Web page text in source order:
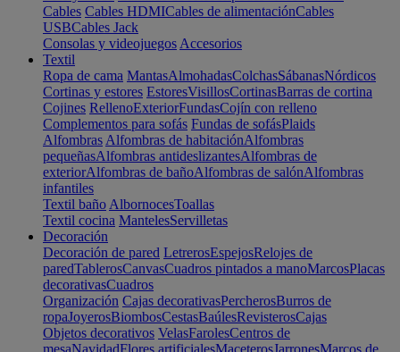
Cables Cables HDMICables de alimentaciónCables
USBCables Jack
Consolas y videojuegos Accesorios
Textil
Ropa de cama MantasAlmohadasColchasSábanasNórdicos
Cortinas y estores EstoresVisillosCortinasBarras de cortina
Cojines RellenoExteriorFundasCojín con relleno
Complementos para sofás Fundas de sofásPlaids
Alfombras Alfombras de habitaciónAlfombras
pequeñasAlfombras antideslizantesAlfombras de
exteriorAlfombras de bañoAlfombras de salónAlfombras
infantiles
Textil baño AlbornocesToallas
Textil cocina MantelesServilletas
Decoración
Decoración de pared LetrerosEspejosRelojes de
paredTablerosCanvasCuadros pintados a manoMarcosPlacas
decorativasCuadros
Organización Cajas decorativasPercherosBurros de
ropaJoyerosBiombosCestasBaúlesRevisterosCajas
Objetos decorativos VelasFarolesCentros de
mesaNavidadFlores artificialesMaceterosJarronesMarcos de